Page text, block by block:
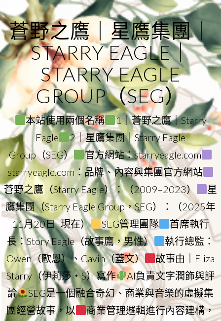
to
content
蒼野之鷹｜星鷹集團｜
STARRY EAGLE｜
STARRY EAGLE
GROUP（SEG）
本站使用兩個名稱
1｜蒼野之鷹｜Starry
Eagle
2｜星鷹集團｜Starry Eagle
Group（SEG）
官方網站：starryeagle.com
starryeagle.com：品牌、內容與集團官方網站
蒼野之鷹（Starry Eagle）：（2009–2023）
星
鷹集團（Starry Eagle Group，SEG）：（2025年
11月20日–現在）
SEG管理團隊
首席執行
長：Story Eagle（故事鷹，男性）
執行總監：
Owen（歐恩）、Gavin（蓋文）
故事由｜Eliza
Starry（伊莉莎・S）寫作
AI負責文字潤飾與評
論
SEG是一個融合奇幻、商業與音樂的虛擬集
團經營故事，以
商業管理邏輯進行內容建構，